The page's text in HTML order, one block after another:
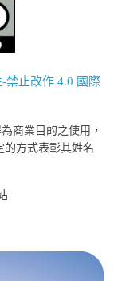
禁止改作 4.0 國際
商業目的之使用，
的方式表彰其姓名